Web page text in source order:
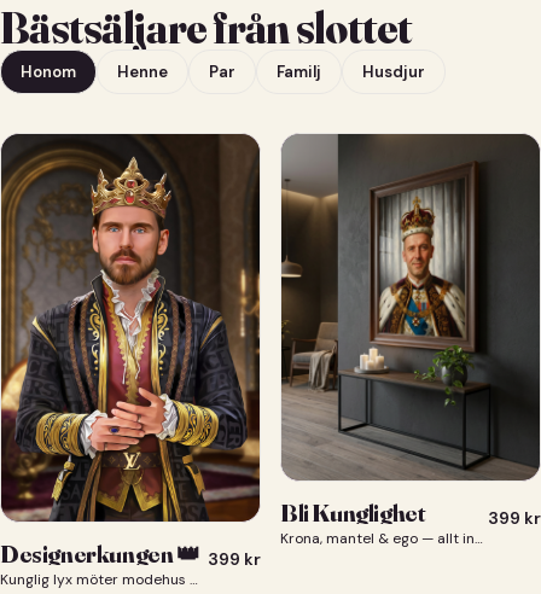
Bästsäljare från slottet
Honom Henne Par Familj Husdjur
Designerkungen 👑
Kunglig lyx möter modehus — du som designerkung 👑
399 kr
Bli Kunglighet
Krona, mantel & ego — allt ingår 👑
399 kr